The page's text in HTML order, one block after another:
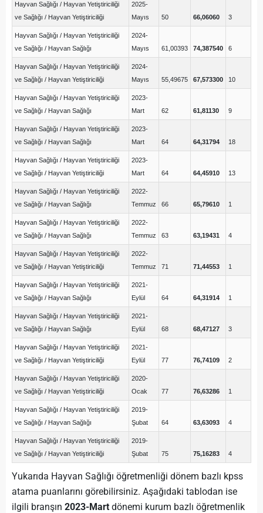
Hayvan Sağlığı / Hayvan Yetiştiriciliği
ve Sağlığı / Hayvan Yetiştiriciliği
2025-
Mayıs
50 66,06060 3
Hayvan Sağlığı / Hayvan Yetiştiriciliği
ve Sağlığı / Hayvan Sağlığı
2024-
Mayıs
61,00393 74,387540 6
Hayvan Sağlığı / Hayvan Yetiştiriciliği
ve Sağlığı / Hayvan Yetiştiriciliği
2024-
Mayıs
55,49675 67,573300 10
Hayvan Sağlığı / Hayvan Yetiştiriciliği
ve Sağlığı / Hayvan Sağlığı
2023-
Mart
62 61,81130 9
Hayvan Sağlığı / Hayvan Yetiştiriciliği
ve Sağlığı / Hayvan Sağlığı
2023-
Mart
64 64,31794 18
Hayvan Sağlığı / Hayvan Yetiştiriciliği
ve Sağlığı / Hayvan Yetiştiriciliği
2023-
Mart
64 64,45910 13
Hayvan Sağlığı / Hayvan Yetiştiriciliği
ve Sağlığı / Hayvan Sağlığı
2022-
Temmuz
66 65,79610 1
Hayvan Sağlığı / Hayvan Yetiştiriciliği
ve Sağlığı / Hayvan Sağlığı
2022-
Temmuz
63 63,19431 4
Hayvan Sağlığı / Hayvan Yetiştiriciliği
ve Sağlığı / Hayvan Yetiştiriciliği
2022-
Temmuz
71 71,44553 1
Hayvan Sağlığı / Hayvan Yetiştiriciliği
ve Sağlığı / Hayvan Sağlığı
2021-
Eylül
64 64,31914 1
Hayvan Sağlığı / Hayvan Yetiştiriciliği
ve Sağlığı / Hayvan Sağlığı
2021-
Eylül
68 68,47127 3
Hayvan Sağlığı / Hayvan Yetiştiriciliği
ve Sağlığı / Hayvan Yetiştiriciliği
2021-
Eylül
77 76,74109 2
Hayvan Sağlığı / Hayvan Yetiştiriciliği
ve Sağlığı / Hayvan Yetiştiriciliği
2020-
Ocak
77 76,63286 1
Hayvan Sağlığı / Hayvan Yetiştiriciliği
ve Sağlığı / Hayvan Sağlığı
2019-
Şubat
64 63,63093 4
Hayvan Sağlığı / Hayvan Yetiştiriciliği
ve Sağlığı / Hayvan Yetiştiriciliği
2019-
Şubat
75 75,16283 4
Yukarıda Hayvan Sağlığı öğretmenliği dönem bazlı kpss
atama puanlarını görebilirsiniz. Aşağıdaki tablodan ise
ilgili branşın 2023-Mart dönemi kurum bazlı öğretmenlik